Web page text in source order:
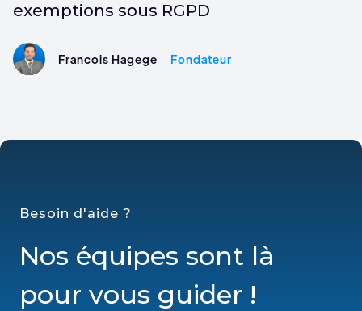
exemptions sous RGPD
Francois Hagege Fondateur
Besoin d'aide ?
Nos équipes sont là
pour vous guider !